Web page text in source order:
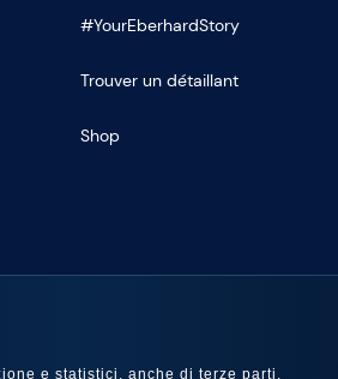
#YourEberhardStory
Trouver un détaillant
Shop
e statistici, anche di terze parti,